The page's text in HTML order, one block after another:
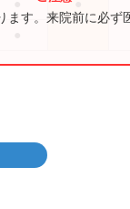
す。来院前に必ず